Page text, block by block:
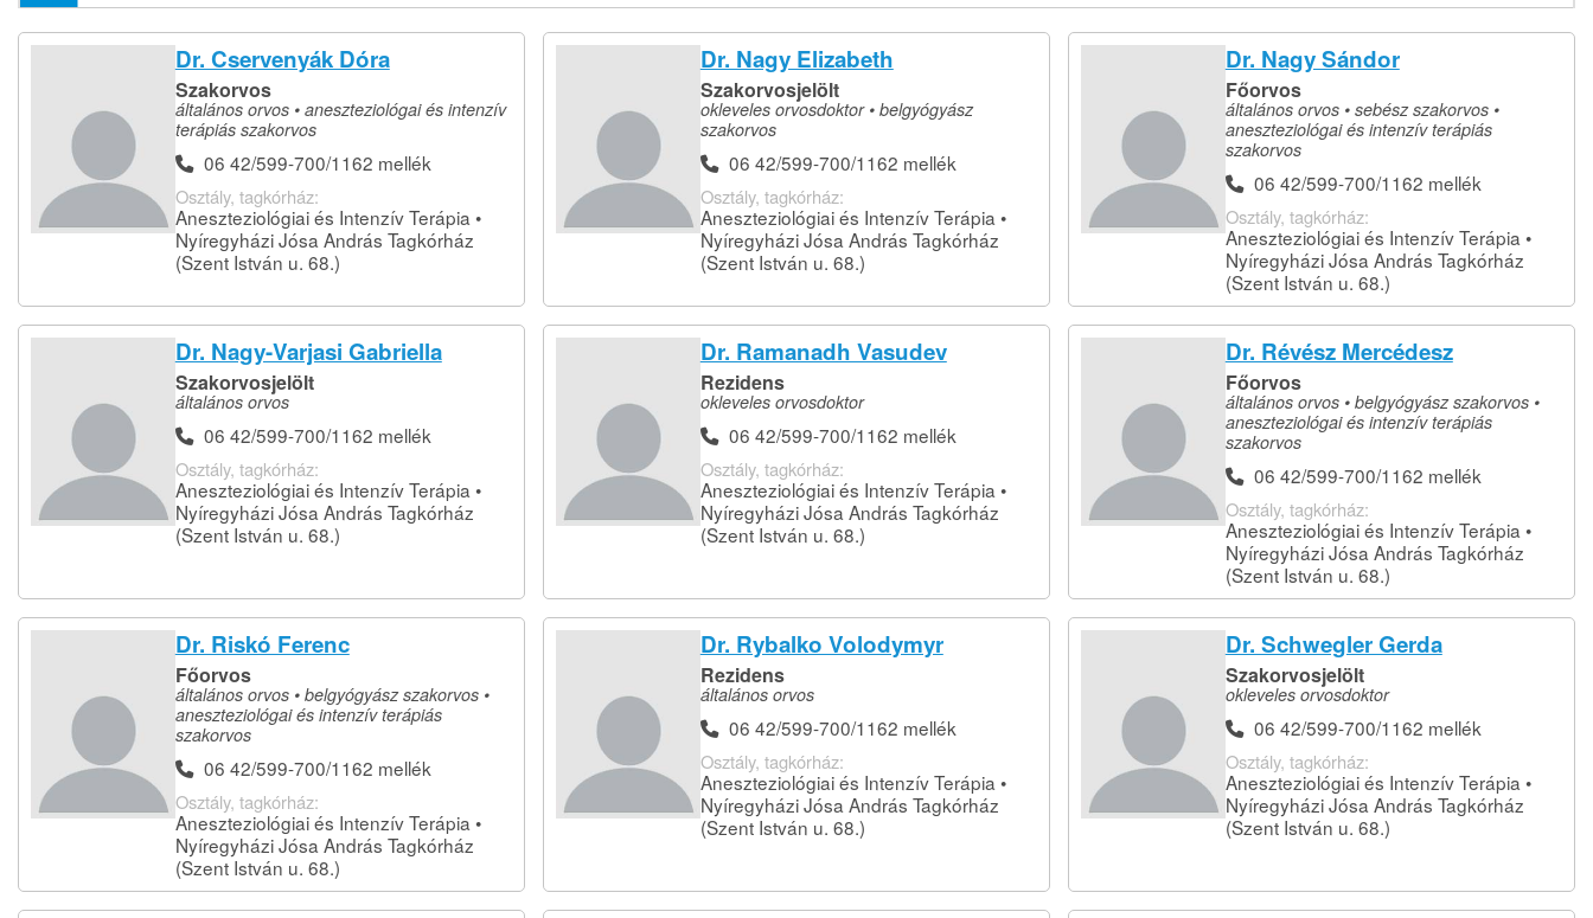
Dr. Cservenyák Dóra
Szakorvos
általános orvos • aneszteziológai és intenzív
terápiás szakorvos
06 42/599-700/1162 mellék
Osztály, tagkórház:
Aneszteziológiai és Intenzív Terápia •
Nyíregyházi Jósa András Tagkórház
(Szent István u. 68.)
Dr. Nagy Elizabeth
Szakorvosjelölt
okleveles orvosdoktor • belgyógyász
szakorvos
06 42/599-700/1162 mellék
Osztály, tagkórház:
Aneszteziológiai és Intenzív Terápia •
Nyíregyházi Jósa András Tagkórház
(Szent István u. 68.)
Dr. Nagy Sándor
Főorvos
általános orvos • sebész szakorvos •
aneszteziológai és intenzív terápiás
szakorvos
06 42/599-700/1162 mellék
Osztály, tagkórház:
Aneszteziológiai és Intenzív Terápia •
Nyíregyházi Jósa András Tagkórház
(Szent István u. 68.)
Dr. Nagy-Varjasi Gabriella
Szakorvosjelölt
általános orvos
06 42/599-700/1162 mellék
Osztály, tagkórház:
Aneszteziológiai és Intenzív Terápia •
Nyíregyházi Jósa András Tagkórház
(Szent István u. 68.)
Dr. Ramanadh Vasudev
Rezidens
okleveles orvosdoktor
06 42/599-700/1162 mellék
Osztály, tagkórház:
Aneszteziológiai és Intenzív Terápia •
Nyíregyházi Jósa András Tagkórház
(Szent István u. 68.)
Dr. Révész Mercédesz
Főorvos
általános orvos • belgyógyász szakorvos •
aneszteziológai és intenzív terápiás
szakorvos
06 42/599-700/1162 mellék
Osztály, tagkórház:
Aneszteziológiai és Intenzív Terápia •
Nyíregyházi Jósa András Tagkórház
(Szent István u. 68.)
Dr. Riskó Ferenc
Főorvos
általános orvos • belgyógyász szakorvos •
aneszteziológai és intenzív terápiás
szakorvos
06 42/599-700/1162 mellék
Osztály, tagkórház:
Aneszteziológiai és Intenzív Terápia •
Nyíregyházi Jósa András Tagkórház
(Szent István u. 68.)
Dr. Rybalko Volodymyr
Rezidens
általános orvos
06 42/599-700/1162 mellék
Osztály, tagkórház:
Aneszteziológiai és Intenzív Terápia •
Nyíregyházi Jósa András Tagkórház
(Szent István u. 68.)
Dr. Schwegler Gerda
Szakorvosjelölt
okleveles orvosdoktor
06 42/599-700/1162 mellék
Osztály, tagkórház:
Aneszteziológiai és Intenzív Terápia •
Nyíregyházi Jósa András Tagkórház
(Szent István u. 68.)